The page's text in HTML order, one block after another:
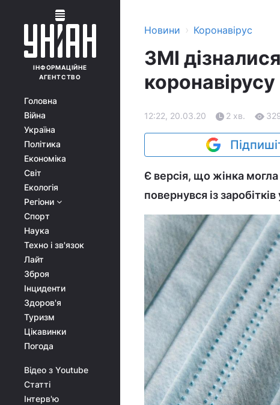
ІНФОРМАЦІЙНЕ
АГЕНТСТВО
Головна
Війна
Україна
Політика
Економіка
Світ
Екологія
Регіони
Спорт
Наука
Техно і зв'язок
Лайт
Зброя
Інциденти
Здоров'я
Туризм
Цікавинки
Погода
Відео з Youtube
Статті
Інтерв'ю
Новини › Коронавірус
ЗМІ
коронавірусу
12:22, 20.03.20 2 хв.
Є версія, що жінка
повернувся із заробітків